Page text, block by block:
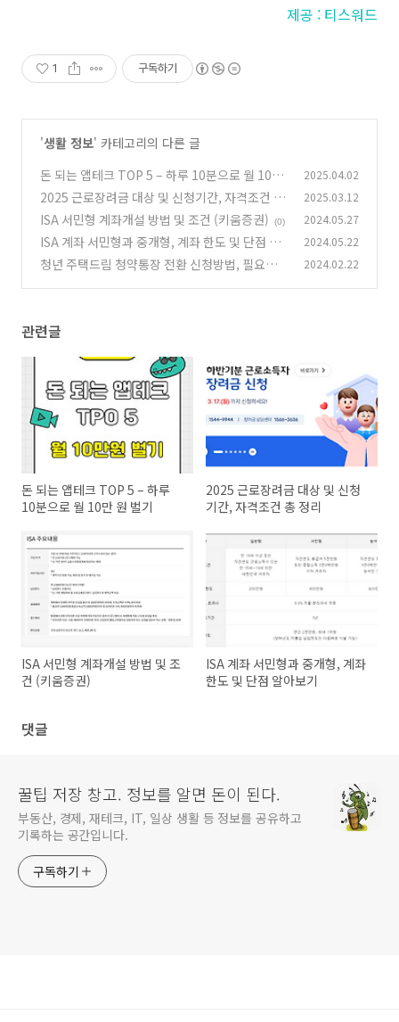
제공 : 티스워드
1 구독하기
'생활 정보' 카테고리의 다른 글
돈 되는 앱테크 TOP 5 – 하루 10분으로 월 10만
원 벌기
(0)
2025.04.02
2025 근로장려금 대상 및 신청기간, 자격조건 총
정리
(0)
2025.03.12
ISA 서민형 계좌개설 방법 및 조건 (키움증권) (0) 2024.05.27
ISA 계좌 서민형과 중개형, 계좌 한도 및 단점 알
아보기 (2)
2024.05.22
청년 주택드림 청약통장 전환 신청방법, 필요서
2024.02.22
관련글
돈 되는 앱테크 TOP 5 – 하루
10분으로 월 10만 원 벌기
2025 근로장려금 대상 및 신청
기간, 자격조건 총 정리
ISA 서민형 계좌개설 방법 및 조
건 (키움증권)
ISA 계좌 서민형과 중개형, 계좌
한도 및 단점 알아보기
댓글
꿀팁 저장 창고. 정보를 알면 돈이 된다.
부동산, 경제, 재테크, IT, 일상 생활 등 정보를 공유하고
기록하는 공간입니다.
구독하기